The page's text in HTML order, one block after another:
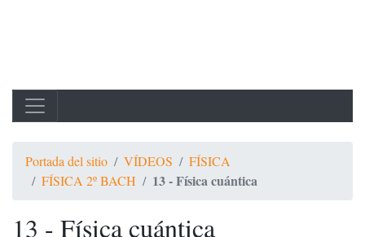
Portada del sitio VÍDEOS
FÍSICA
FÍSICA 2º BACH
13 - Física cuántica
13 - Física cuántica